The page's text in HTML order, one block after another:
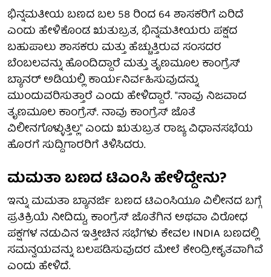
ಭಿನ್ನಮತೀಯ ಬಣದ ಬಲ 58 ರಿಂದ 64 ಶಾಸಕರಿಗೆ ಏರಿದೆ
ಎಂದು ಹೇಳಿಕೊಂಡ ಋತುಬ್ರತ, ಭಿನ್ನಮತೀಯರು ಪಕ್ಷದ
ಬಹುಪಾಲು ಶಾಸಕರು ಮತ್ತು ಹೆಚ್ಚುತ್ತಿರುವ ಸಂಸದರ
ಬೆಂಬಲವನ್ನು ಹೊಂದಿದ್ದಾರೆ ಮತ್ತು ತೃಣಮೂಲ ಕಾಂಗ್ರೆಸ್
ಬ್ಯಾನರ್ ಅಡಿಯಲ್ಲಿ ಕಾರ್ಯನಿರ್ವಹಿಸುವುದನ್ನು
ಮುಂದುವರಿಸುತ್ತಾರೆ ಎಂದು ಹೇಳಿದ್ದಾರೆ. "ನಾವು ನಿಜವಾದ
ತೃಣಮೂಲ ಕಾಂಗ್ರೆಸ್. ನಾವು ಕಾಂಗ್ರೆಸ್ ಜೊತೆ
ವಿಲೀನಗೊಳ್ಳುತ್ತಿಲ್ಲ" ಎಂದು ಋತುಬ್ರತ ರಾಜ್ಯ ವಿಧಾನಸಭೆಯ
ಹೊರಗೆ ಸುದ್ದಿಗಾರರಿಗೆ ತಿಳಿಸಿದರು.
ಮಮತಾ ಬಣದ ಟಿಎಂಸಿ ಹೇಳಿದ್ದೇನು?
ಇನ್ನು ಮಮತಾ ಬ್ಯಾನರ್ಜಿ ಬಣದ ಟಿಎಂಸಿಯೂ ವಿಲೀನದ ಬಗ್ಗೆ
ಪ್ರತಿಕ್ರಿಯೆ ನೀದಿದ್ದು, ಕಾಂಗ್ರೆಸ್ ಜೊತೆಗಿನ ಅಥವಾ ವಿರೋಧ
ಪಕ್ಷಗಳ ನಡುವಿನ ಇತ್ತೀಚಿನ ಸಭೆಗಳು ಕೇವಲ INDIA ಬಣದಲ್ಲಿ
ಸಮನ್ವಯವನ್ನು ಬಲಪಡಿಸುವುದರ ಮೇಲೆ ಕೇಂದ್ರೀಕೃತವಾಗಿವೆ
ಎಂದು ಹೇಳಿದೆ.